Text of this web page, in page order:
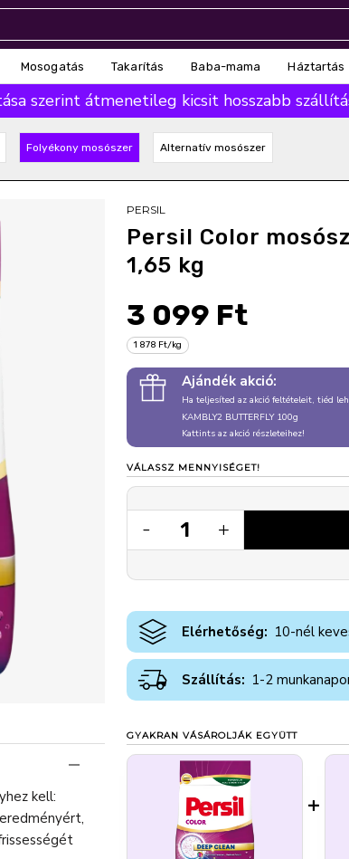
Mosogatás Takarítás Baba-mama Háztartás
szerint átmenetileg kicsit hosszabb
Folyékony mosószer Alternatív mosószer
PERSIL
Persil Color
1,65 kg
3 099 Ft
1 878 Ft/kg
Ajándék akció:
Ha teljesíted az akció feltételeit, tiéd
KAMBLY2 BUTTERFLY 100g
Kattints az akció részleteihez!
VÁLASSZ MENNYISÉGET!
- 1 +
Elérhetőség: 10-nél
Szállítás: 1-2
GYAKRAN VÁSÁROLJÁK EGYÜTT
+
kell: